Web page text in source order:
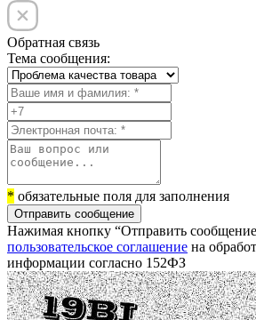
Обратная связь
Тема сообщения:
* обязательные поля для заполнения
Отправить сообщение
Нажимая кнопку “Отправить
пользовательское соглашение на
информации согласно 152ФЗ